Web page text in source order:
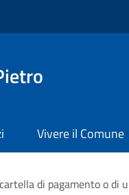
Vivere il Comune
di pagamento o